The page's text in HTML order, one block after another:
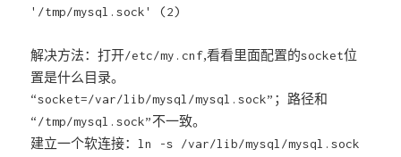
'/tmp/mysql.sock' (2)
解决方法：打开/etc/my.cnf,看看里面配置的socket位
置是什么目录。
“socket=/var/lib/mysql/mysql.sock” ；路径和
“/tmp/mysql.sock”不一致。
建立一个软连接：ln -s /var/lib/mysql/mysql.sock